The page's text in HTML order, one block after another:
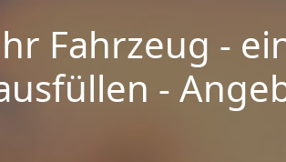
Fahrzeug -
-